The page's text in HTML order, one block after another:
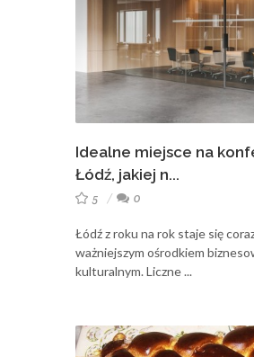
Idealne miejsce na
Łódź, jakiej n...
5 0
Łódź z roku na rok staje się
ważniejszym ośrodkiem
kulturalnym. Liczne ...